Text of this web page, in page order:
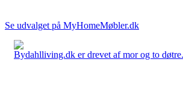
Se udvalget på MyHomeMøbler.dk
Bydahlliving.dk er drevet af mor og to